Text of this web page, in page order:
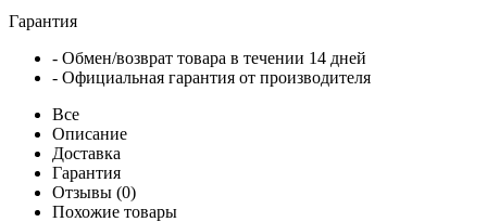
Гарантия
- Обмен/возврат товара в течении 14 дней
- Официальная гарантия от производителя
Все
Описание
Доставка
Гарантия
Отзывы (0)
Похожие товары